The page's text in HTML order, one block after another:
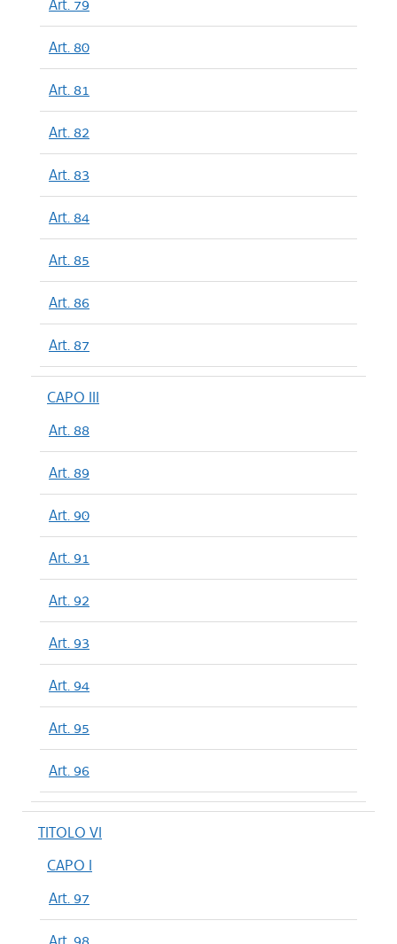
Art. 79
Art. 80
Art. 81
Art. 82
Art. 83
Art. 84
Art. 85
Art. 86
Art. 87
CAPO III
Art. 88
Art. 89
Art. 90
Art. 91
Art. 92
Art. 93
Art. 94
Art. 95
Art. 96
TITOLO VI
CAPO I
Art. 97